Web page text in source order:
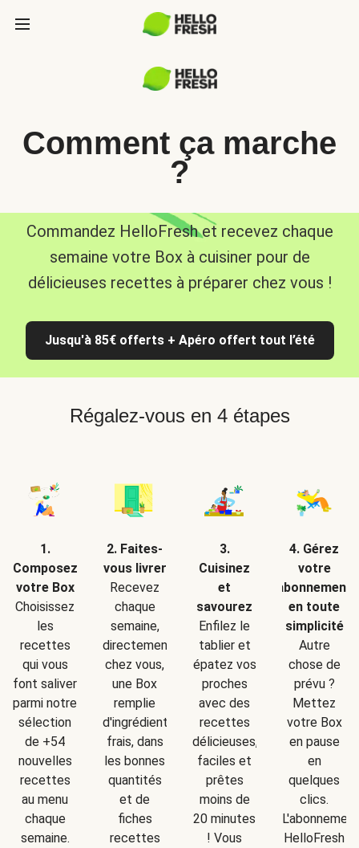
Comment ça marche
?
Commandez HelloFresh et recevez chaque
semaine votre Box à cuisiner pour de
délicieuses recettes à préparer chez vous !
Jusqu'à 85€ offerts + Apéro offert tout l’été
Régalez-vous en 4 étapes
1.
Composez
votre Box
Choisissez
les
recettes
qui vous
font saliver
parmi notre
sélection
de +54
nouvelles
recettes
au menu
chaque
semaine.
2. Faites-
vous livrer
Recevez
chaque
semaine,
directement
chez vous,
une Box
remplie
d'ingrédients
frais, dans
les bonnes
quantités
et de
fiches
recettes
3.
Cuisinez
et
savourez
Enfilez le
tablier et
épatez vos
proches
avec des
recettes
délicieuses,
faciles et
prêtes
moins de
20 minutes
! Vous
4. Gérez
votre
abonnement
en toute
simplicité
Autre
chose de
prévu ?
Mettez
votre Box
en pause
en
quelques
clics.
L'abonnement
HelloFresh